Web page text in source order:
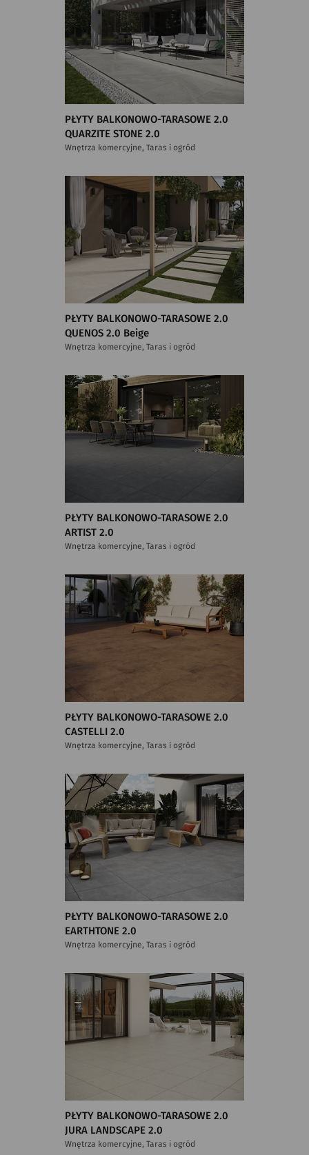
PŁYTY BALKONOWO-TARASOWE 2.0
QUARZITE STONE 2.0
Wnętrza komercyjne, Taras i ogród
PŁYTY BALKONOWO-TARASOWE 2.0
QUENOS 2.0 Beige
Wnętrza komercyjne, Taras i ogród
PŁYTY BALKONOWO-TARASOWE 2.0
ARTIST 2.0
Wnętrza komercyjne, Taras i ogród
PŁYTY BALKONOWO-TARASOWE 2.0
CASTELLI 2.0
Wnętrza komercyjne, Taras i ogród
PŁYTY BALKONOWO-TARASOWE 2.0
EARTHTONE 2.0
Wnętrza komercyjne, Taras i ogród
PŁYTY BALKONOWO-TARASOWE 2.0
JURA LANDSCAPE 2.0
Wnętrza komercyjne, Taras i ogród